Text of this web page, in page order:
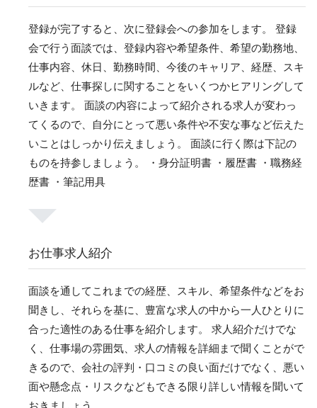
登録が完了すると、次に登録会への参加をします。 登録
会で行う面談では、登録内容や希望条件、希望の勤務地、
仕事内容、休日、勤務時間、今後のキャリア、経歴、スキ
ルなど、仕事探しに関することをいくつかヒアリングして
いきます。 面談の内容によって紹介される求人が変わっ
てくるので、自分にとって悪い条件や不安な事など伝えた
いことはしっかり伝えましょう。 面談に行く際は下記の
ものを持参しましょう。 ・身分証明書 ・履歴書 ・職務経
歴書 ・筆記用具
お仕事求人紹介
面談を通してこれまでの経歴、スキル、希望条件などをお
聞きし、それらを基に、豊富な求人の中から一人ひとりに
合った適性のある仕事を紹介します。 求人紹介だけでな
く、仕事場の雰囲気、求人の情報を詳細まで聞くことがで
きるので、会社の評判・口コミの良い面だけでなく、悪い
面や懸念点・リスクなどもできる限り詳しい情報を聞いて